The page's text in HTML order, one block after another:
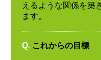
えるような関係を築
ます。
Q. これからの目標